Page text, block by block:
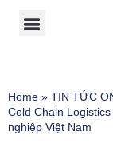
Home » TIN TỨC
Cold Chain
nghiệp Việt Nam